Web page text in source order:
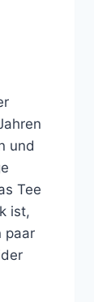
und
Tee
ist,
paar